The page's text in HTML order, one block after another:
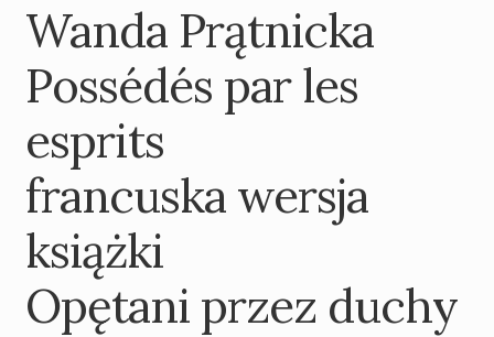
Wanda Prątnicka
Possédés par les
esprits
francuska wersja
książki
Opętani przez duchy